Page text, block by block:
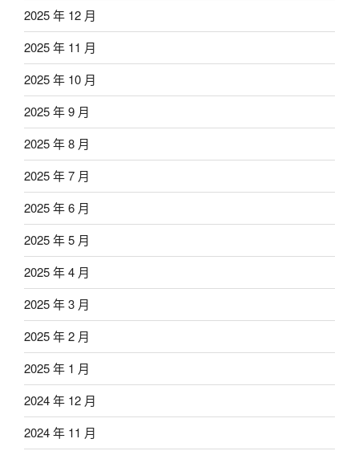
2025 年 12 月
2025 年 11 月
2025 年 10 月
2025 年 9 月
2025 年 8 月
2025 年 7 月
2025 年 6 月
2025 年 5 月
2025 年 4 月
2025 年 3 月
2025 年 2 月
2025 年 1 月
2024 年 12 月
2024 年 11 月